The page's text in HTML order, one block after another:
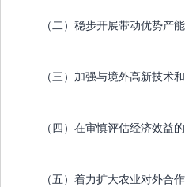
（二）稳步开展带动优势产
（三）加强与境外高新技术
（四）在审慎评估经济效益
（五）着力扩大农业对外合